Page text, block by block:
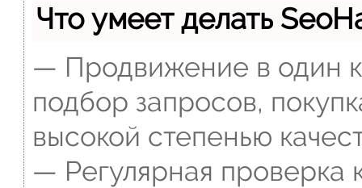
Что умеет делать
— Продвижение в один
подбор запросов,
высокой степенью
— Регулярная проверка